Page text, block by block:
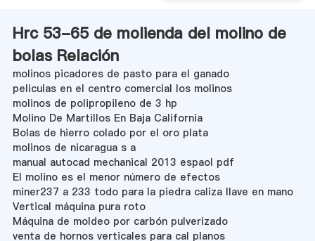
Hrc 53-65 de molienda del molino de
bolas Relación
molinos picadores de pasto para el ganado
peliculas en el centro comercial los molinos
molinos de polipropileno de 3 hp
Molino De Martillos En Baja California
Bolas de hierro colado por el oro plata
molinos de nicaragua s a
manual autocad mechanical 2013 espaol pdf
El molino es el menor número de efectos
miner237 a 233 todo para la piedra caliza llave en mano
Vertical máquina pura roto
Máquina de moldeo por carbón pulverizado
venta de hornos verticales para cal planos